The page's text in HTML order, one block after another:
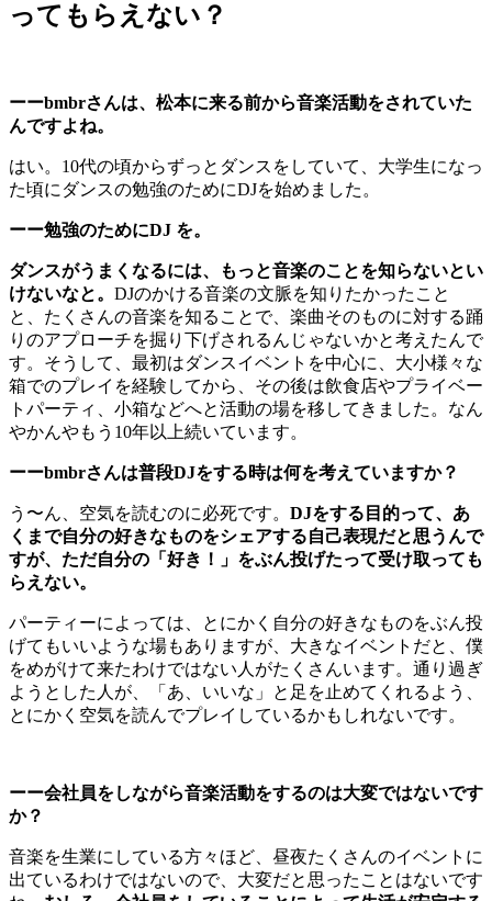
ってもらえない？
ーーbmbrさんは、松本に来る前から音楽活動をされていた
んですよね。
はい。10代の頃からずっとダンスをしていて、大学生になっ
た頃にダンスの勉強のためにDJを始めました。
ーー勉強のためにDJ を。
ダンスがうまくなるには、もっと音楽のことを知らないとい
けないなと。 DJのかける音楽の文脈を知りたかったこと
と、たくさんの音楽を知ることで、楽曲そのものに対する踊
りのアプローチを掘り下げされるんじゃないかと考えたんで
す。そうして、最初はダンスイベントを中心に、大小様々な
箱でのプレイを経験してから、その後は飲食店やプライベー
トパーティ、小箱などへと活動の場を移してきました。なん
やかんやもう10年以上続いています。
ーーbmbrさんは普段DJをする時は何を考えていますか？
う〜ん、空気を読むのに必死です。 DJをする目的って、あ
くまで自分の好きなものをシェアする自己表現だと思うんで
すが、ただ自分の「好き！」をぶん投げたって受け取っても
らえない。
パーティーによっては、とにかく自分の好きなものをぶん投
げてもいいような場もありますが、大きなイベントだと、僕
をめがけて来たわけではない人がたくさんいます。通り過ぎ
ようとした人が、「あ、いいな」と足を止めてくれるよう、
とにかく空気を読んでプレイしているかもしれないです。
ーー会社員をしながら音楽活動をするのは大変ではないです
か？
音楽を生業にしている方々ほど、昼夜たくさんのイベントに
出ているわけではないので、大変だと思ったことはないです